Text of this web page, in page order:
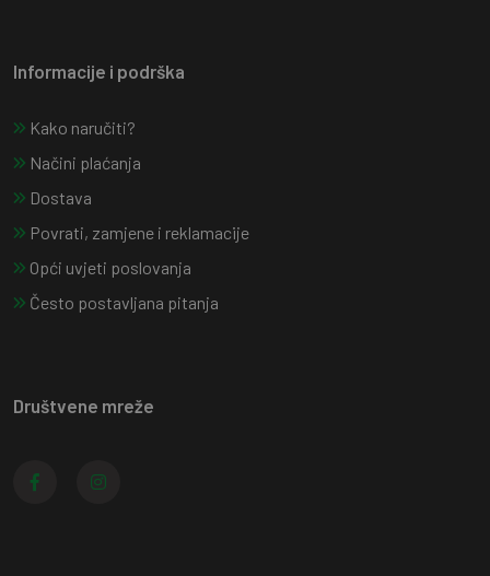
Informacije i podrška
Kako naručiti?
Načini plaćanja
Dostava
Povrati, zamjene i reklamacije
Opći uvjeti poslovanja
Često postavljana pitanja
Društvene mreže